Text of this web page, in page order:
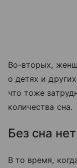
Во-вторых,
о детях и
что тоже
количества сна.
Без сна
В то время,